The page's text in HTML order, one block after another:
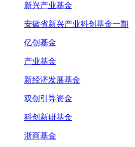
新兴产业基金
安徽省新兴产业科创基金一期
亿创基金
产业基金
新经济发展基金
双创引导资金
科创新研基金
浙商基金